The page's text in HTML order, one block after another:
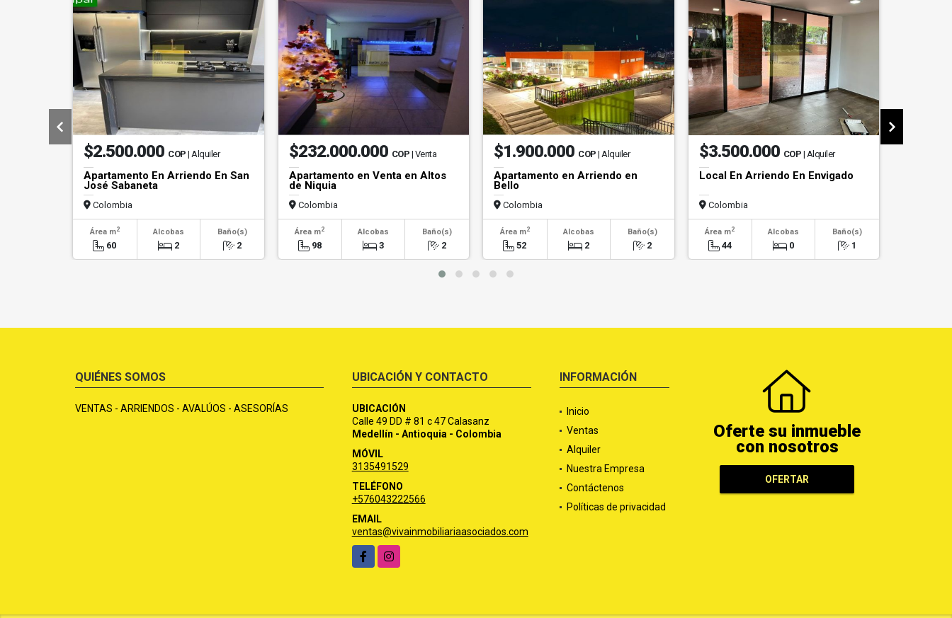
$2.500.000 COP | Alquiler
Apartamento En Arriendo En San
José Sabaneta
Colombia
Área m2
60
Alcobas
2
Baño(s)
2
$232.000.000 COP | Venta
Apartamento en Venta en Altos
de Niquia
Colombia
Área m2
98
Alcobas
3
Baño(s)
2
$1.900.000 COP | Alquiler
Apartamento en Arriendo en
Bello
Colombia
Área m2
52
Alcobas
2
Baño(s)
2
$3.500.000 COP | Alquiler
Local En Arriendo En Envigado
Colombia
Área m2
44
Alcobas
0
Baño(s)
1
QUIÉNES SOMOS
VENTAS - ARRIENDOS - AVALÚOS - ASESORÍAS
UBICACIÓN Y CONTACTO
UBICACIÓN
Calle 49 DD # 81 c 47 Calasanz
Medellín - Antioquia - Colombia
MÓVIL
3135491529
TELÉFONO
+576043222566
EMAIL
ventas@vivainmobiliariaasociados.com
FacebookInstagram
INFORMACIÓN
Inicio
Ventas
Alquiler
Nuestra Empresa
Contáctenos
Políticas de privacidad
Oferte su inmueble
con nosotros
OFERTAR